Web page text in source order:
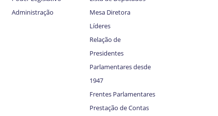
Administração
Mesa Diretora
Líderes
Relação de
Presidentes
Parlamentares desde
1947
Frentes Parlamentares
Prestação de Contas